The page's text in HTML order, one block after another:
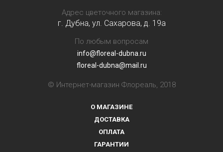
Адрес цветочного магазина:
г. Дубна, ул. Сахарова, д. 19a
По любым вопросам
info@floreal-dubna.ru
floreal-dubna@mail.ru
© Интернет-магазин Флореаль, 2018
О МАГАЗИНЕ
ДОСТАВКА
ОПЛАТА
ГАРАНТИИ